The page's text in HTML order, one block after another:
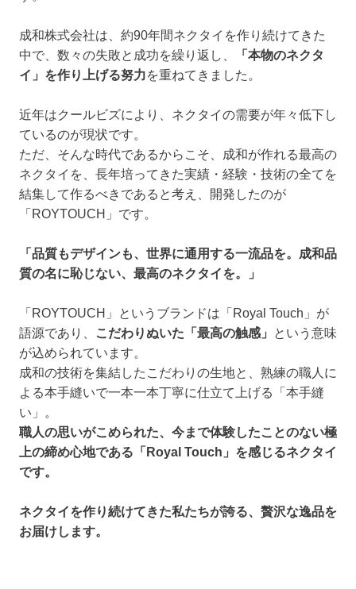
成和株式会社は、約90年間ネクタイを作り続けてきた
中で、数々の失敗と成功を繰り返し、
「本物のネクタ
イ」を作り上げる努力を重ねてきました。
近年はクールビズにより、ネクタイの需要が年々低下し
ているのが現状です。
ただ、そんな時代であるからこそ、成和が作れる最高の
ネクタイを、長年培ってきた実績・経験・技術の全てを
結集して作るべきであると考え、開発したのが
「ROYTOUCH」です。
「品質もデザインも、世界に通用する一流品を。成和品
質の名に恥じない、最高のネクタイを。」
「ROYTOUCH」というブランドは「Royal Touch」が
語源であり、
こだわりぬいた「最高の触感」
という意味
が込められています。
成和の技術を集結したこだわりの生地と、熟練の職人に
よる本手縫いで一本一本丁寧に仕立て上げる「本手縫
い」。
職人の思いがこめられた、今まで体験したことのない極
上の締め心地である「Royal Touch」を感じるネクタイ
です。
ネクタイを作り続けてきた私たちが誇る、贅沢な逸品を
お届けします。